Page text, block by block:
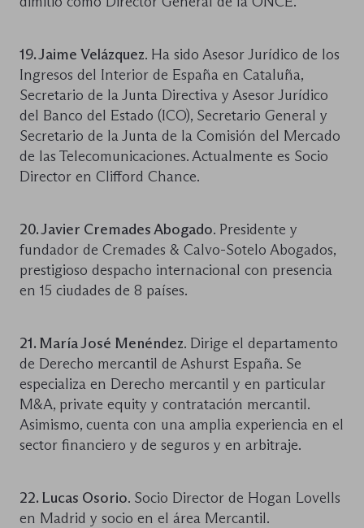
19. Jaime Velázquez. Ha sido Asesor Jurídico de los
Ingresos del Interior de España en Cataluña,
Secretario de la Junta Directiva y Asesor Jurídico
del Banco del Estado (ICO), Secretario General y
Secretario de la Junta de la Comisión del Mercado
de las Telecomunicaciones. Actualmente es Socio
Director en Clifford Chance.
20. Javier Cremades Abogado. Presidente y
fundador de Cremades & Calvo-Sotelo Abogados,
prestigioso despacho internacional con presencia
en 15 ciudades de 8 países.
21. María José Menéndez. Dirige el departamento
de Derecho mercantil de Ashurst España. Se
especializa en Derecho mercantil y en particular
M&A, private equity y contratación mercantil.
Asimismo, cuenta con una amplia experiencia en el
sector financiero y de seguros y en arbitraje.
22. Lucas Osorio. Socio Director de Hogan Lovells
en Madrid y socio en el área Mercantil.